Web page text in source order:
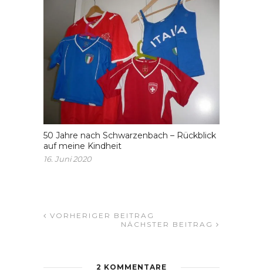
50 Jahre nach Schwarzenbach – Rückblick
auf meine Kindheit
16. Juni 2020
VORHERIGER BEITRAG
NÄCHSTER BEITRAG
2 KOMMENTARE